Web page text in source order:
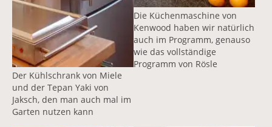
Der Kühlschrank von Miele
und der Tepan Yaki von
Jaksch, den man auch mal im
Garten nutzen kann
Die Küchenmaschine von
Kenwood haben wir natürlich
auch im Programm, genauso
wie das vollständige
Programm von Rösle